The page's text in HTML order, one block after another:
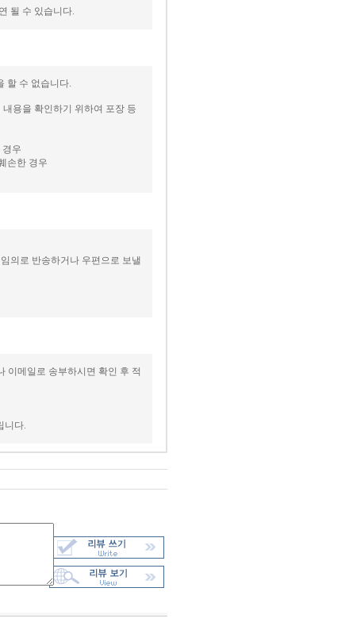
될 수 있습니다.
할 수 없습니다.
용을 확인하기 위하여 포장 등
우
손한 경우
의로 반송하거나 우편으로 보낼
이메일로 송부하시면 확인 후 적
니다.